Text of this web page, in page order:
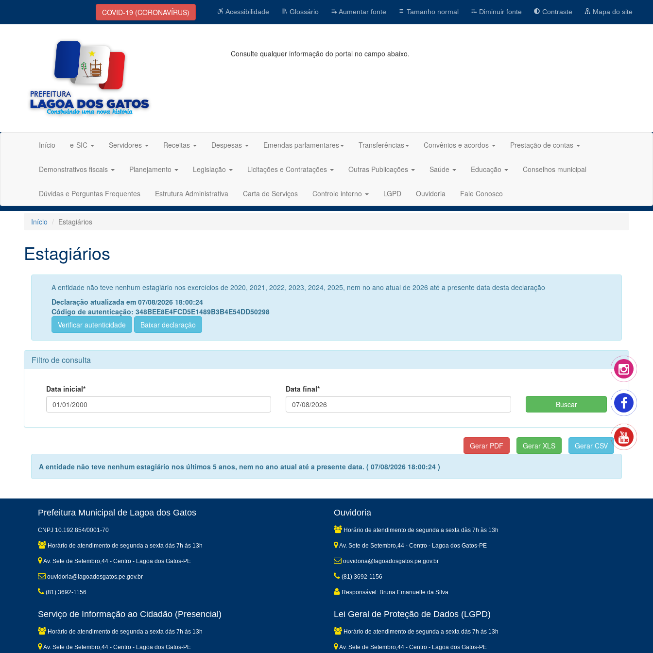
COVID-19 (CORONAVÍRUS) Acessibilidade Glossário Aumentar fonte Tamanho normal Diminuir fonte Contraste Mapa do site
Consulte qualquer informação do portal no campo abaixo.
Início e-SIC Servidores Receitas Despesas Emendas parlamentares Transferências Convênios e acordos Prestação de contas
Demonstrativos fiscais Planejamento Legislação Licitações e Contratações Outras Publicações Saúde Educação Conselhos municipal
Dúvidas e Perguntas Frequentes Estrutura Administrativa Carta de Serviços Controle interno LGPD Ouvidoria Fale Conosco
Início Estagiários
Estagiários
A entidade não teve nenhum estagiário nos exercícios de 2020, 2021, 2022, 2023, 2024, 2025, nem no ano atual de 2026 até a presente data desta declaração
Declaração atualizada em 07/08/2026 18:00:24
Código de autenticação: 348BEE8E4FCD5E1489B3B4E54DD50298
Verificar autenticidade
Baixar declaração
Filtro de consulta
Data inicial* Data final*
A entidade não teve nenhum estagiário nos últimos 5 anos, nem no ano atual até a presente data. ( 07/08/2026 18:00:24 )
Prefeitura Municipal de Lagoa dos Gatos
CNPJ 10.192.854/0001-70
Horário de atendimento de segunda a sexta dàs 7h às 13h
Av. Sete de Setembro,44 - Centro - Lagoa dos Gatos-PE
ouvidoria@lagoadosgatos.pe.gov.br
(81) 3692-1156
Ouvidoria
Horário de atendimento de segunda a sexta dàs 7h às 13h
Av. Sete de Setembro,44 - Centro - Lagoa dos Gatos-PE
ouvidoria@lagoadosgatos.pe.gov.br
(81) 3692-1156
Responsável: Bruna Emanuelle da Silva
Serviço de Informação ao Cidadão (Presencial)
Horário de atendimento de segunda a sexta dàs 7h às 13h
Av. Sete de Setembro,44 - Centro - Lagoa dos Gatos-PE
Lei Geral de Proteção de Dados (LGPD)
Horário de atendimento de segunda a sexta dàs 7h às 13h
Av. Sete de Setembro,44 - Centro - Lagoa dos Gatos-PE